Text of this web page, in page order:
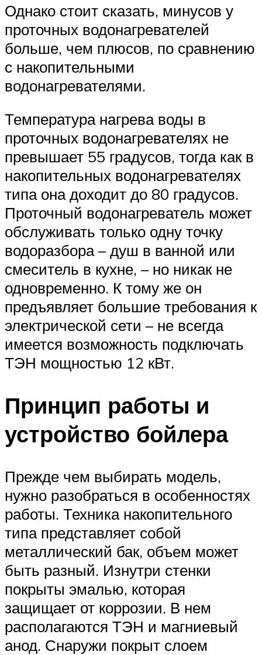
Однако стоит сказать, минусов у
проточных водонагревателей
больше, чем плюсов, по сравнению
с накопительными
водонагревателями.
Температура нагрева воды в
проточных водонагревателях не
превышает 55 градусов, тогда как в
накопительных водонагревателях
типа она доходит до 80 градусов.
Проточный водонагреватель может
обслуживать только одну точку
водоразбора – душ в ванной или
смеситель в кухне, – но никак не
одновременно. К тому же он
предъявляет большие требования к
электрической сети – не всегда
имеется возможность подключать
ТЭН мощностью 12 кВт.
Принцип работы и
устройство бойлера
Прежде чем выбирать модель,
нужно разобраться в особенностях
работы. Техника накопительного
типа представляет собой
металлический бак, объем может
быть разный. Изнутри стенки
покрыты эмалью, которая
защищает от коррозии. В нем
располагаются ТЭН и магниевый
анод. Снаружи покрыт слоем